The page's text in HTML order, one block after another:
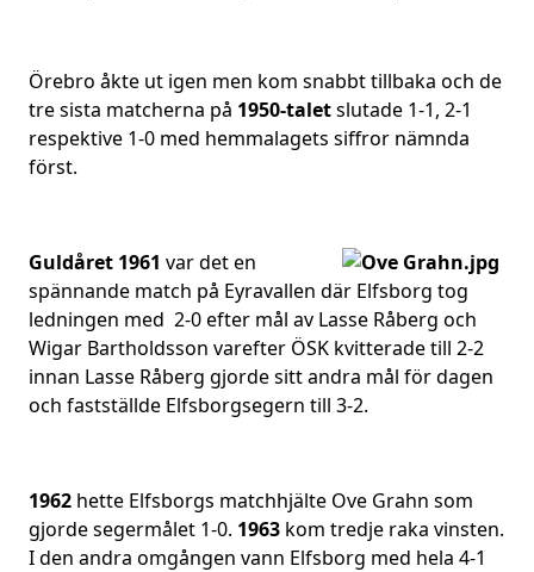
Örebro åkte ut igen men kom snabbt tillbaka och de
tre sista matcherna på 1950-taletslutade 1-1, 2-1
respektive 1-0 med hemmalagets siffror nämnda
först.
Guldåret 1961 var det en
spännande match på Eyravallen där Elfsborg tog
ledningen med 2-0 efter mål av Lasse Råberg och
Wigar Bartholdsson varefter ÖSK kvitterade till 2-2
innan Lasse Råberg gjorde sitt andra mål för dagen
och fastställde Elfsborgsegern till 3-2.
1962 hette Elfsborgs matchhjälte Ove Grahn som
gjorde segermålet 1-0. 1963 kom tredje raka vinsten.
I den andra omgången vann Elfsborg med hela 4-1